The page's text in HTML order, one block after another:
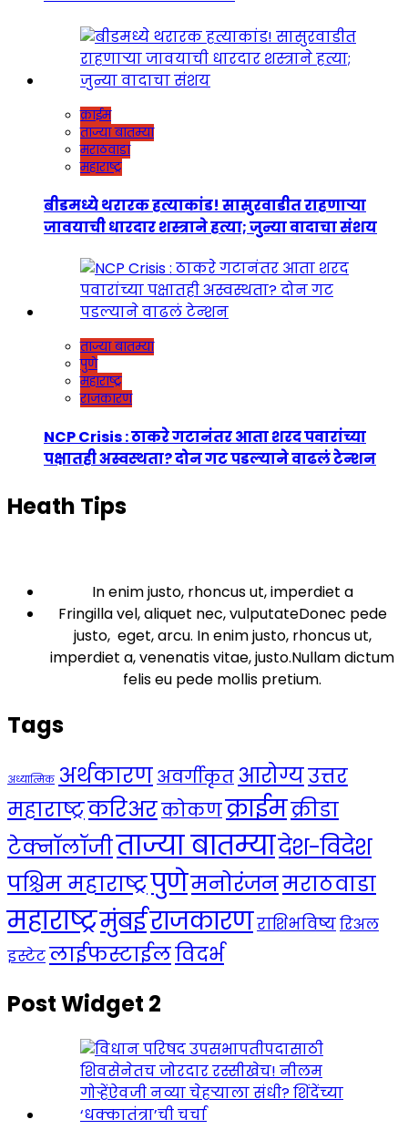
क्राईम
ताज्या बातम्या
मराठवाडा
महाराष्ट्र
बीडमध्ये थरारक हत्याकांड! सासुरवाडीत राहणाऱ्या
जावयाची धारदार शस्त्राने हत्या; जुन्या वादाचा संशय
ताज्या बातम्या
पुणे
महाराष्ट्र
राजकारण
NCP Crisis : ठाकरे गटानंतर आता शरद पवारांच्या
पक्षातही अस्वस्थता? दोन गट पडल्याने वाढलं टेन्शन
Heath Tips
In enim justo, rhoncus ut, imperdiet a
Fringilla vel, aliquet nec, vulputateDonec pede
justo, eget, arcu. In enim justo, rhoncus ut,
imperdiet a, venenatis vitae, justo.Nullam dictum
felis eu pede mollis pretium.
Tags
अध्यात्मिक अर्थकारणअवर्गीकृत आरोग्यउत्तर
महाराष्ट्रकरिअरकोकणक्राईमक्रीडा
टेक्नॉलॉजीताज्या बातम्यादेश-विदेश
पश्चिम महाराष्ट्रपुणेमनोरंजनमराठवाडा
महाराष्ट्रमुंबईराजकारणराशिभविष्यरिअल
इस्टेटलाईफस्टाईलविदर्भ
Post Widget 2